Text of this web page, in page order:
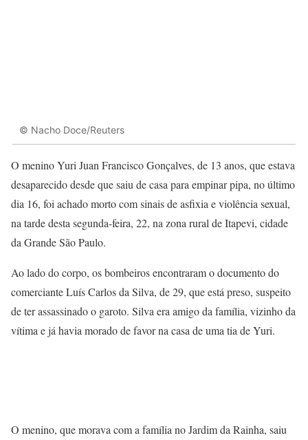
© Nacho Doce/Reuters
O menino Yuri Juan Francisco Gonçalves, de 13 anos, que estava
desaparecido desde que saiu de casa para empinar pipa, no último
dia 16, foi achado morto com sinais de asfixia e violência sexual,
na tarde desta segunda-feira, 22, na zona rural de Itapevi, cidade
da Grande São Paulo.
Ao lado do corpo, os bombeiros encontraram o documento do
comerciante Luís Carlos da Silva, de 29, que está preso, suspeito
de ter assassinado o garoto. Silva era amigo da família, vizinho da
vítima e já havia morado de favor na casa de uma tia de Yuri.
O menino, que morava com a família no Jardim da Rainha, saiu